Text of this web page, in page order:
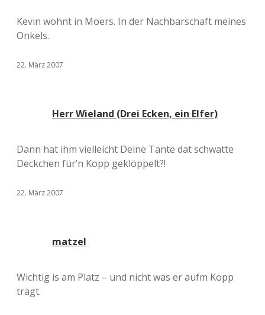
Kevin wohnt in Moers. In der Nachbarschaft meines
Onkels.
22. März 2007
Herr Wieland (Drei Ecken, ein Elfer)
Dann hat ihm vielleicht Deine Tante dat schwatte
Deckchen für’n Kopp geklöppelt?!
22. März 2007
matzel
Wichtig is am Platz – und nicht was er aufm Kopp
trägt.